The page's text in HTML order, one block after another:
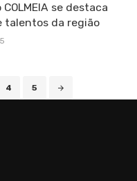
se destaca
talentos da região
4 5